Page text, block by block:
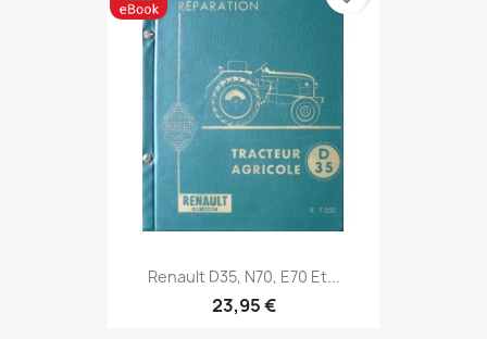
Renault D35, N70, E70 Et...
23,95 €